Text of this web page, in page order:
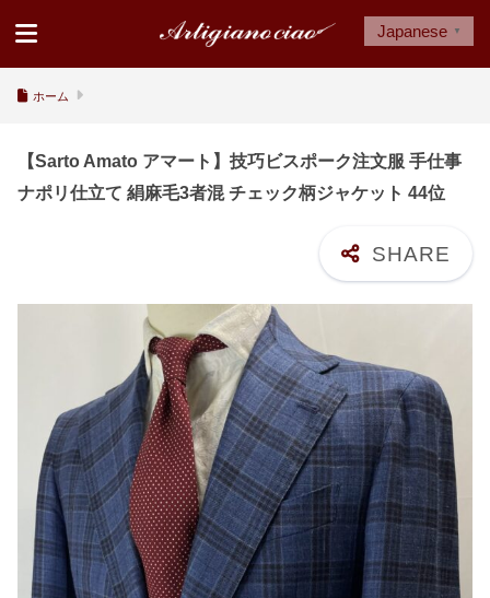
ホーム
【Sarto Amato アマート】技巧ビスポーク注文服 手仕事
ナポリ仕立て 絹麻毛3者混 チェック柄ジャケット 44位
Japanese ▼